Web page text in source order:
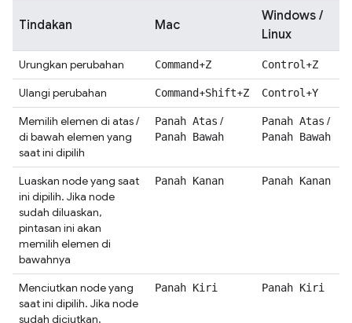
Tindakan Mac
Windows /
Linux
Urungkan perubahan Command+Z Control +Z
Ulangi perubahan Command+Shift+Z Control +Y
Memilih elemen di atas /
di bawah elemen yang
saat ini dipilih
Panah Atas /
Panah Bawah
Panah Atas /
Panah Bawah
Luaskan node yang saat
ini dipilih. Jika node
sudah diluaskan,
pintasan ini akan
memilih elemen di
bawahnya
Panah Kanan Panah Kanan
Menciutkan node yang
saat ini dipilih. Jika node
sudah diciutkan,
Panah Kiri Panah Kiri